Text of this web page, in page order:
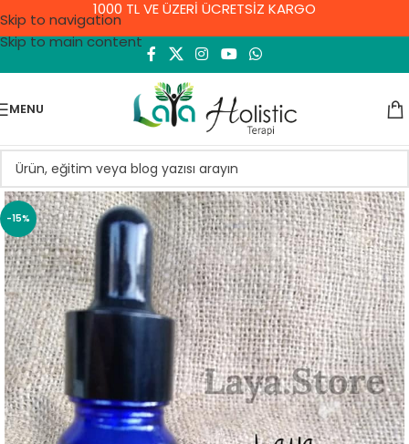
Skip to navigation
Skip to main content
1000 TL VE ÜZERİ ÜCRETSİZ KARGO
MENU
-15%